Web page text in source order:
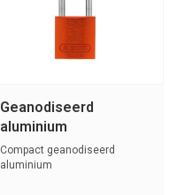
Geanodiseerd
aluminium
veiligheidshangslot
oranje 72IB/30
Compact geanodiseerd
aluminium